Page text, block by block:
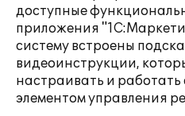
доступные
приложения
систему встроены
видеоинструкции,
настраивать и работать
элементом управления